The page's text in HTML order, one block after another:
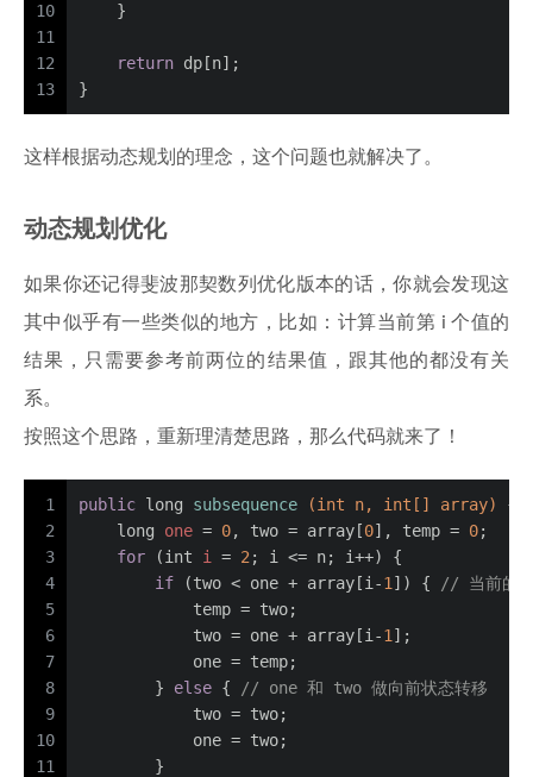
10
11
12
13
    }
return dp[n];
}
这样根据动态规划的理念，这个问题也就解决了。
动态规划优化
如果你还记得斐波那契数列优化版本的话，你就会发现这
其中似乎有一些类似的地方，比如：计算当前第 i 个值的
结果，只需要参考前两位的结果值，跟其他的都没有关
系。
按照这个思路，重新理清楚思路，那么代码就来了！
1
2
3
4
5
6
7
8
9
10
11
public long subsequence (int n, int [] array)
{
long
one = 0, two = array[0], temp = 0;
for (int i = 2 ; i <= n; i++) {
if (two < one + array[i-1 ]) {
// 当前的
            temp = two;
            two = one + array[i-
1 ];
            one = temp;
        }
else {
// one 和 two 做向前状态转移
            two = two;
            one = two;
        }